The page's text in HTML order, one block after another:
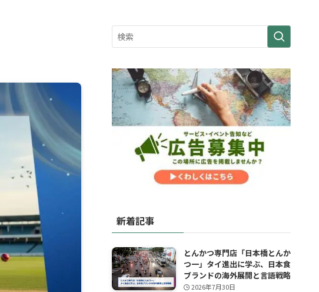
新着記事
とんかつ専門店「日本橋とんか
つ一」タイ進出に学ぶ、日本食
ブランドの海外展開と言語戦略
2026年7月30日